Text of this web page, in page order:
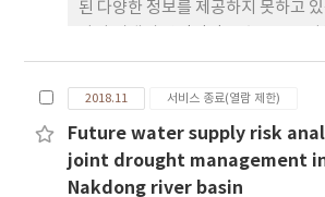
2055s 기간의 유출량은 -7.23%, -
량 감소가 더욱 클 것으로 전망되었
(2085s) 기간의 경우, 북부지역은 유
지역은 유량이 감소하는 것으로 나타
8.5 시나리오 하에서는 남부지역을
지역이 가뭄에 대한 취약성이 높아지
된 다양한 정보를 제공하지 못하고
상황에 대한 분석을 통한 수자원 계
연구에서는 낙동강 유역을 대상으로
황을 시나리오로 구성하고 각 시나리
물 수급 전망을 통해 용수공급의 안
다. 분석 결과를 통해 용수공급의 어
로 예상되는 물 공급 취약지역을 선정
2018.11 서비스 종료(열람 제한)
Future water supply risk
joint drought management
Nakdong river basin